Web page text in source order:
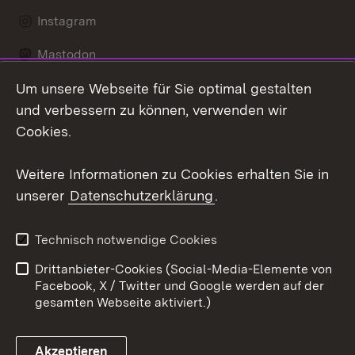
Instagram
Mastodon
Messenger
Kontakt
Impressum
Cookies
Um unsere Webseite für Sie optimal gestalten
und verbessern zu können, verwenden wir
Cookies.
Weitere Informationen zu Cookies erhalten Sie in
unserer Datenschutzerklärung.
Technisch notwendige Cookies
Drittanbieter-Cookies (Social-Media-Elemente von
Facebook, X / Twitter und Google werden auf der
gesamten Webseite aktiviert.)
Akzeptieren